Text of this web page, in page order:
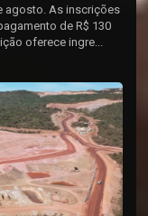
agosto. As inscrições
de R$ 130
oferece ingre...